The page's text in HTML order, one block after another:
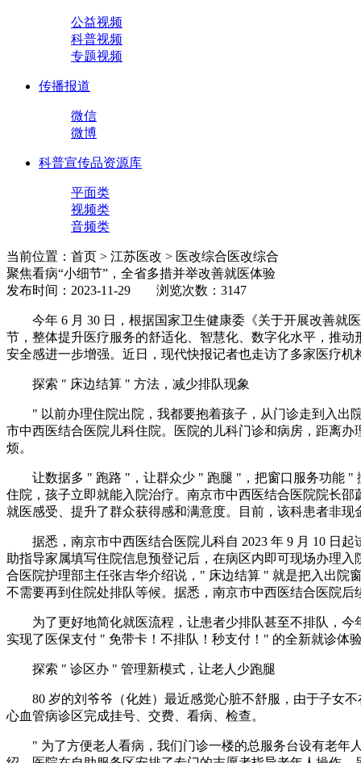
公益视频
科普视频
专题视频
传播报道
微信
微博
科普宣传品资源库
平面类
视频类
音频类
当前位置：首页 > 江苏医改 > 医改综合医改综合
聚焦看病“小细节”，全省多措并举改善就医体验
发布时间：2023-11-29 浏览次数：3147
今年 6 月 30 日，根据国家卫生健康委《关于开展改善就
节，整体提升医疗服务的舒适化、智慧化、数字化水平，推
安全感进一步增强。近日，现代快报记者也走访了多家医疗机
探索 " 床边结算 " 方法，减少排队现象
" 以前办理住院出院，我都要抱着孩子，从门诊走到入出
市中西医结合医院儿科住院。医院的儿科门诊和病房，距离
烦。
让数据多 " 跑路 "，让群众少 " 跑腿 "，把窗口服务功能 "
住院，孩子立即就能入院治疗。南京市中西医结合医院院长
就医感受、提升了群众获得感和满意度。目前，该科患者非现
据悉，南京市中西医结合医院儿科自 2023 年 9 月 10 日
助指导家属填写住院信息预登记后，在病区内即可现场办理
合医院护理部主任张吉华介绍说，" 床边结算 " 就是把入出院
不需要再到住院处排队等候。据悉，南京市中西医结合医院后
为了更好地简化就医流程，让患者少排队甚至不排队，
实现了医保支付 " 免带卡！不排队！秒支付！" 的全新就诊体
探索 " 诊区办 " 管理新模式，让老人少跑腿
80 岁的刘爷爷（化姓）最近感觉心脏不舒服，由于子女
心血管病诊区完成挂号、交费、看病、检查。
" 为了方便老人看病，我们门诊一楼的总服务台设有老年